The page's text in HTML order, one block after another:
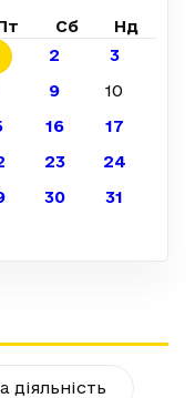
Сб
Нд
2
3
9
10
16
17
23
24
30 31
діяльність